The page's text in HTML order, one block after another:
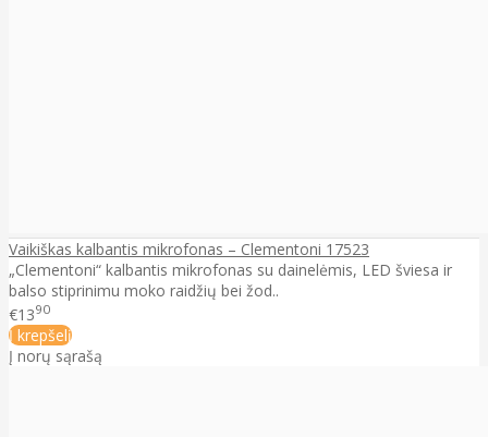
Vaikiškas kalbantis mikrofonas – Clementoni 17523
„Clementoni“ kalbantis mikrofonas su dainelėmis, LED šviesa ir
balso stiprinimu moko raidžių bei žod..
€1390
Į krepšelį
Į norų sąrašą